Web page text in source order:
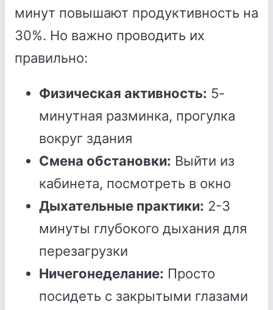
минут повышают продуктивность на
30%. Но важно проводить их
правильно:
Физическая активность: 5-
минутная разминка, прогулка
вокруг здания
Смена обстановки: Выйти из
кабинета, посмотреть в окно
Дыхательные практики: 2-3
минуты глубокого дыхания для
перезагрузки
Ничегонеделание: Просто
посидеть с закрытыми глазами